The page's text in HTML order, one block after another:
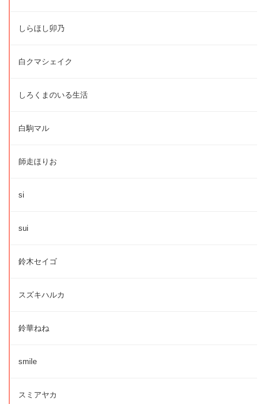
しらほし卯乃
白クマシェイク
しろくまのいる生活
白駒マル
師走ほりお
si
sui
鈴木セイゴ
スズキハルカ
鈴華ねね
smile
スミアヤカ